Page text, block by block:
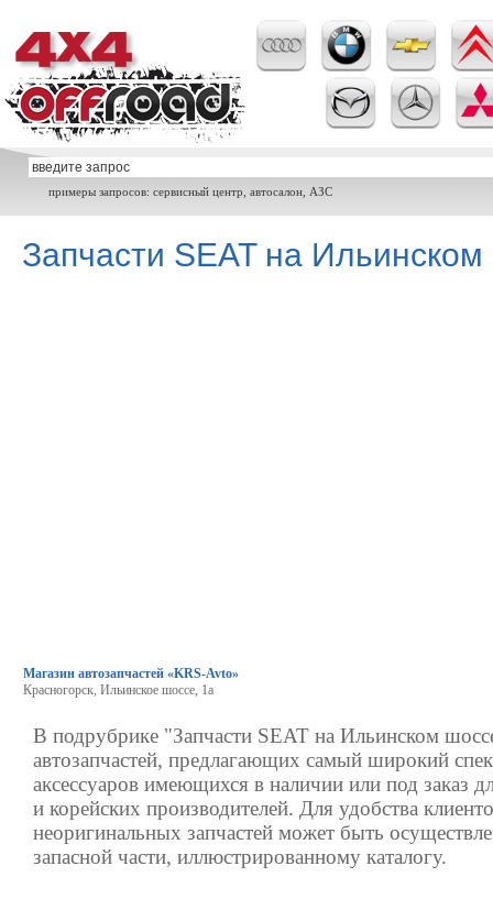
примеры запросов: сервисный центр, автосалон, АЗС
Запчасти SEAT на
Магазин автозапчастей «KRS-Avto»
Красногорск, Ильинское шоссе, 1а
В подрубрике "Запчасти SEAT на Ильинском
автозапчастей, предлагающих самый широкий
аксессуаров имеющихся в наличии или под заказ
и корейских производителей. Для удобства
неоригинальных запчастей может быть
запасной части, иллюстрированному каталогу.